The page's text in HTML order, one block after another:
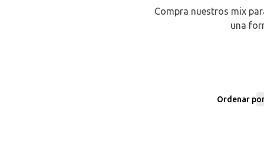
Compra nuestros mix
una
Ordenar